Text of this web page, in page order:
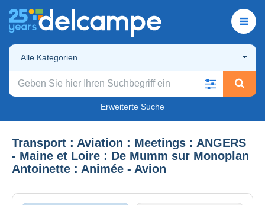
Alle Kategorien
Erweiterte Suche
Transport : Aviation : Meetings : ANGERS
- Maine et Loire : De Mumm sur Monoplan
Antoinette : Animée - Avion